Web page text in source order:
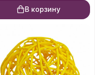
В корзину